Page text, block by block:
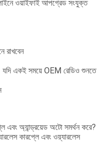
ওয়াইফাই আপগ্রেড সংযুক্ত
রাখবেন
যদি একই সময়ে OEM রেডিও শুনতে
এবং অ্যান্ড্রয়েড অটো সমর্থন করে?
কারপ্লে এবং ওয়্যারলেস